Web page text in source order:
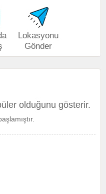
Lokasyonu
Gönder
olduğunu gösterir.